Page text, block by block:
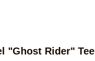
"Ghost Rider" Tee